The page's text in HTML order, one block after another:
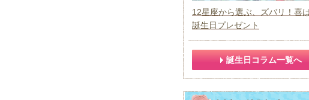
12星座から選ぶ、ズバリ！喜
誕生日プレゼント
誕生日コラム一覧へ